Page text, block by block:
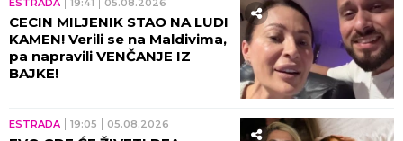
CECIN MILJENIK STAO NA LUDI
KAMEN! Verili se na Maldivima,
pa napravili VENČANJE IZ
BAJKE!
ESTRADA 19:05 05.08.2026